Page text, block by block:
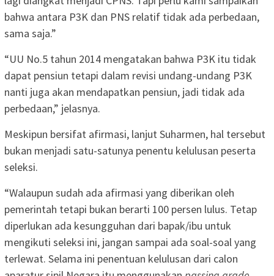
bahwa antara P3K dan PNS relatif tidak ada perbedaan,
sama saja.”
“UU No.5 tahun 2014 mengatakan bahwa P3K itu tidak
dapat pensiun tetapi dalam revisi undang-undang P3K
nanti juga akan mendapatkan pensiun, jadi tidak ada
perbedaan,” jelasnya.
Meskipun bersifat afirmasi, lanjut Suharmen, hal tersebut
bukan menjadi satu-satunya penentu kelulusan peserta
seleksi.
“Walaupun sudah ada afirmasi yang diberikan oleh
pemerintah tetapi bukan berarti 100 persen lulus. Tetap
diperlukan ada kesungguhan dari bapak/ibu untuk
mengikuti seleksi ini, jangan sampai ada soal-soal yang
terlewat. Selama ini penentuan kelulusan dari calon